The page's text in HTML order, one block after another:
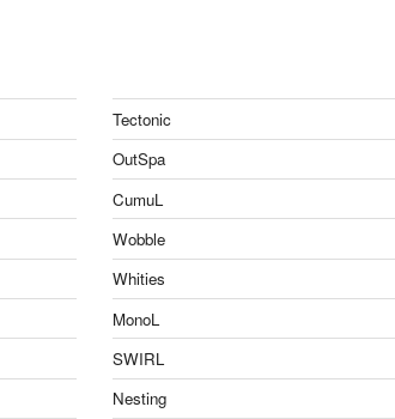
Tectonic
OutSpa
CumuL
Wobble
Whities
MonoL
SWIRL
Nesting